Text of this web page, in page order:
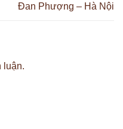
Đan Phượng – Hà Nội
luận.